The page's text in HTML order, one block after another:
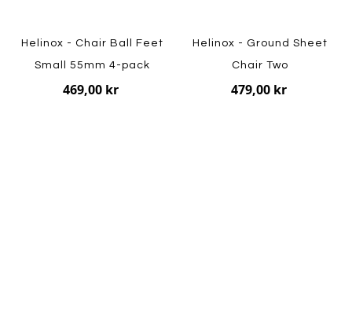
Helinox - Chair Ball Feet
Small 55mm 4-pack
469,00 kr
Helinox - Ground Sheet
Chair Two
479,00 kr